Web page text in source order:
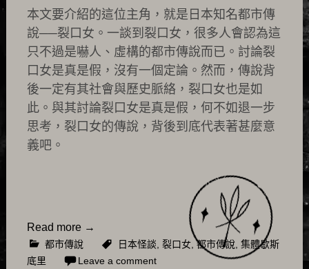
本文要介紹的這位主角，就是日本知名都市傳
說──裂口女。一談到裂口女，很多人會認為這
只不過是嚇人、虛構的都市傳說而已。討論裂
口女是真是假，沒有一個定論。然而，傳說背
後一定有其社會與歷史脈絡，裂口女也是如
此。與其討論裂口女是真是假，何不如退一步
思考，裂口女的傳說，背後到底代表著甚麼意
義吧。
Read more →
都市傳說 日本怪談 裂口女,都市傳說, 集體歇斯
底里
Leave a comment